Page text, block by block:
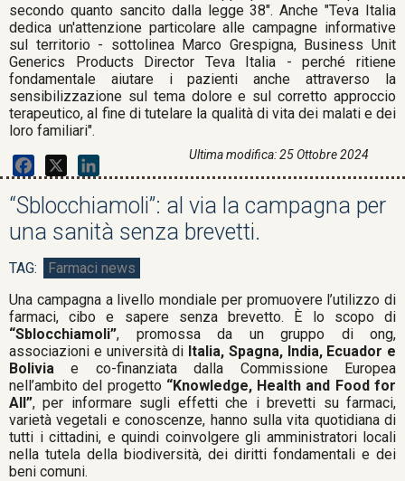
Ultima modifica: 25 Ottobre 2024
secondo quanto sancito dalla legge 38". Anche "Teva Italia
dedica un'attenzione particolare alle campagne informative
sul territorio - sottolinea Marco Grespigna, Business Unit
Generics Products Director Teva Italia - perché ritiene
fondamentale aiutare i pazienti anche attraverso la
sensibilizzazione sul tema dolore e sul corretto approccio
terapeutico, al fine di tutelare la qualità di vita dei malati e dei
loro familiari".
“Sblocchiamoli”: al via la campagna per
una sanità senza brevetti.
Farmaci news
Una campagna a livello mondiale per promuovere l’utilizzo di
farmaci, cibo e sapere senza brevetto. È lo scopo di
“Sblocchiamoli”, promossa da un gruppo di ong,
associazioni e università di Italia, Spagna, India, Ecuador e
Boliviae co-finanziata dalla Commissione Europea
nell’ambito del progetto “Knowledge, Health and Food for
All”, per informare sugli effetti che i brevetti su farmaci,
varietà vegetali e conoscenze, hanno sulla vita quotidiana di
tutti i cittadini, e quindi coinvolgere gli amministratori locali
nella tutela della biodiversità, dei diritti fondamentali e dei
beni comuni.